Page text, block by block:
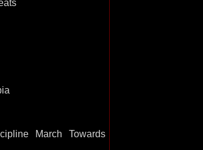
March Towards